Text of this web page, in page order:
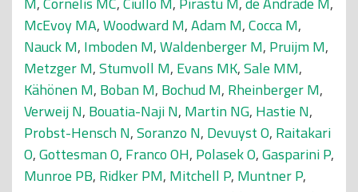
McEvoy MA,Woodward M,Adam M,Cocca M,
Nauck M, Imboden M,Waldenberger M, Pruijm M,
Metzger M,Stumvoll M, Evans MK,Sale MM,
Kähönen M, Boban M, Bochud M, Rheinberger M,
Verweij N, Bouatia-Naji N, Martin NG, Hastie N,
Probst-Hensch N,Soranzo N, Devuyst O, Raitakari
O,Gottesman O, Franco OH, Polasek O,Gasparini P,
Munroe PB, Ridker PM, Mitchell P, Muntner P,